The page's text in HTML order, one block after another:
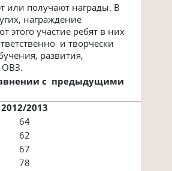
или получают награды. В
награждение
этого участие ребят в них
и творчески
развития,
с предыдущими
2012/2013
64
62
67
78